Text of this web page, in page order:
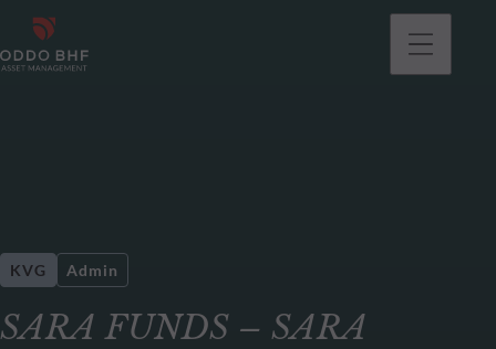
SARA FUNDS – SARA
KVG Admin